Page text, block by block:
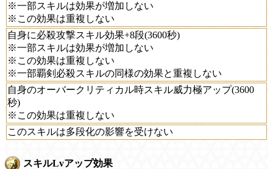
※一部スキルは効果が増加しない
※この効果は重複しない
自身に必殺攻撃スキル効果+8段(3600秒)
※一部スキルは効果が増加しない
※この効果は重複しない
※一部覇剣必殺スキルの同様の効果と重複しない
自身のオーバークリティカル時スキル威力極アップ(3600
秒)
※この効果は重複しない
このスキルは多段化の影響を受けない
スキルLvアップ効果